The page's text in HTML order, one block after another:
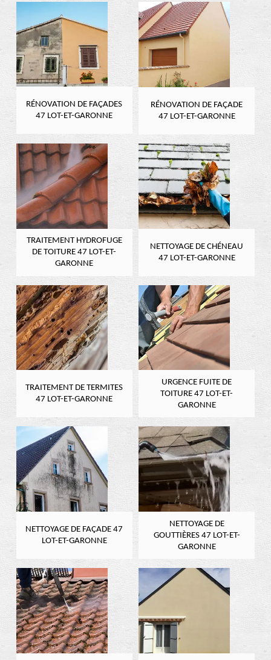
RÉNOVATION DE FAÇADES
47 LOT-ET-GARONNE
RÉNOVATION DE FAÇADE
47 LOT-ET-GARONNE
TRAITEMENT HYDROFUGE
DE TOITURE 47 LOT-ET-
GARONNE
NETTOYAGE DE CHÉNEAU
47 LOT-ET-GARONNE
TRAITEMENT DE TERMITES
47 LOT-ET-GARONNE
URGENCE FUITE DE
TOITURE 47 LOT-ET-
GARONNE
NETTOYAGE DE FAÇADE 47
LOT-ET-GARONNE
NETTOYAGE DE
GOUTTIÈRES 47 LOT-ET-
GARONNE